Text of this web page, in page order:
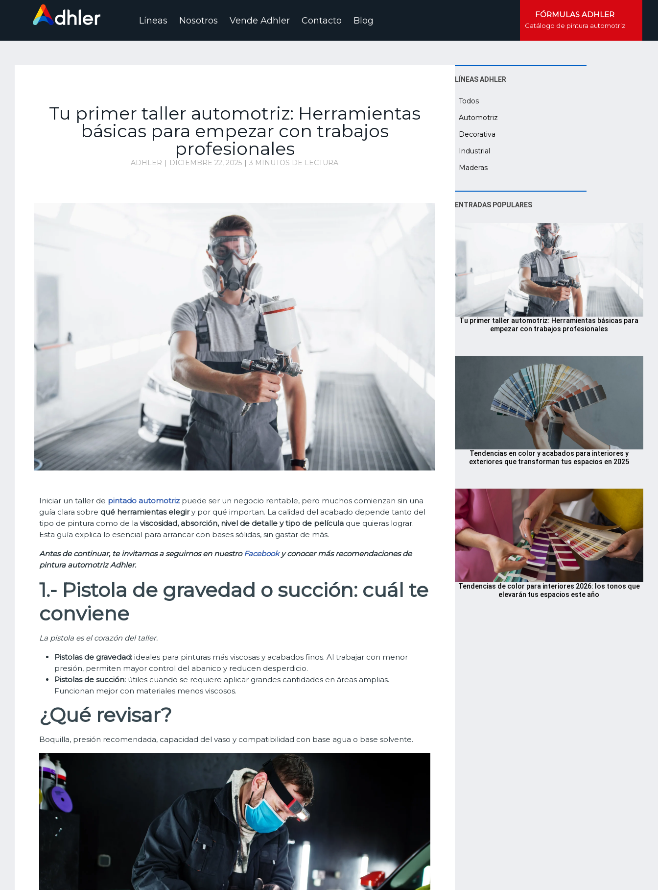
al
Líneas Nosotros Vende Adhler Contacto Blog
FÓRMULAS ADHLER
Catálogo de pintura automotriz
Tu primer taller automotriz: Herramientas
básicas para empezar con trabajos
profesionales
ADHLER DICIEMBRE 22, 2025 3 MINUTOS DE LECTURA
Iniciar un taller de pintado automotrizpuede ser un negocio rentable, pero muchos comienzan sin una
guía clara sobre qué herramientas elegiry por qué importan. La calidad del acabado depende tanto del
tipo de pintura como de la viscosidad, absorción, nivel de detalle y tipo de película que quieras lograr.
Esta guía explica lo esencial para arrancar con bases sólidas, sin gastar de más.
Antes de continuar, te invitamos a seguirnos en nuestroFacebooky conocer más recomendaciones de
pintura automotriz Adhler.
1.- Pistola de gravedad o succión: cuál te
conviene
La pistola es el corazón del taller.
Pistolas de gravedad: ideales para pinturas más viscosas y acabados finos. Al trabajar con menor
presión, permiten mayor control del abanico y reducen desperdicio.
Pistolas de succión: útiles cuando se requiere aplicar grandes cantidades en áreas amplias.
Funcionan mejor con materiales menos viscosos.
¿Qué revisar?
Boquilla, presión recomendada, capacidad del vaso y compatibilidad con base agua o base solvente.
LÍNEAS ADHLER
Automotriz
Decorativa
Industrial
Maderas
Todos
ENTRADAS POPULARES
Tu primer taller automotriz: Herramientas básicas para
empezar con trabajos profesionales
Tendencias en color y acabados para interiores y
exteriores que transforman tus espacios en 2025
Tendencias de color para interiores 2026: los tonos que
elevarán tus espacios este año